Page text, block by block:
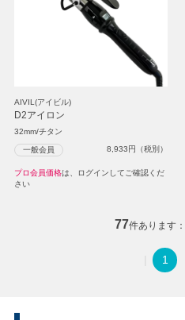
AIVIL(アイビル)
D2アイロン
32mm/チタン
一般会員 8,933円（税別）
プロ会員価格は、ログインしてご確認くだ
さい
77件あります
1